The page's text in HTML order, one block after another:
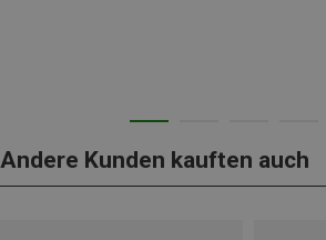
Andere Kunden kauften auch